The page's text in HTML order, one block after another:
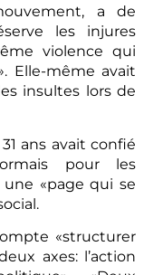
a de
les injures
violence qui
Elle-même avait
insultes lors de
ans avait confié
pour les
«page qui se
«structurer
axes: l’action